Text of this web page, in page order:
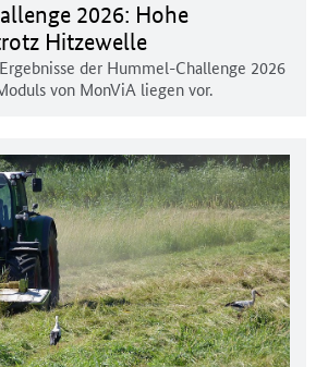
2026: Hohe
Hitzewelle
der Hummel-Challenge 2026
von MonViA liegen vor.